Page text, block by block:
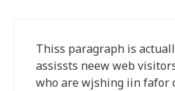
Thiss paragraph is
assissts neew web
who are wjshing iin fafor